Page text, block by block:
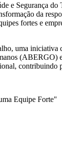
e Segurança
da
fortes e
uma
contribuindo
Equipe Forte"